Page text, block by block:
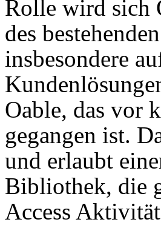
Rolle wird sich
des
insbesondere
Oable, das vor
gegangen ist.
und erlaubt
Bibliothek, die
Access